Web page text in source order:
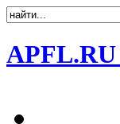
APFL.RU